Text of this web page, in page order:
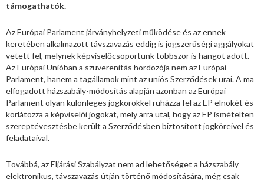
támogathatók.
Az Európai Parlament járványhelyzeti működése és az ennek
keretében alkalmazott távszavazás eddig is jogszerűségi aggályokat
vetett fel, melynek képviselőcsoportunk többször is hangot adott.
Az Európai Unióban a szuverenitás hordozója nem az Európai
Parlament, hanem a tagállamok mint az uniós Szerződések urai. A ma
elfogadott házszabály-módosítás alapján azonban az Európai
Parlament olyan különleges jogkörökkel ruházza fel az EP elnökét és
korlátozza a képviselői jogokat, mely arra utal, hogy az EP ismételten
szereptévesztésbe került a Szerződésben biztosított jogköreivel és
feladataival.
Továbbá, az Eljárási Szabályzat nem ad lehetőséget a házszabály
elektronikus, távszavazás útján történő módosítására, még csak